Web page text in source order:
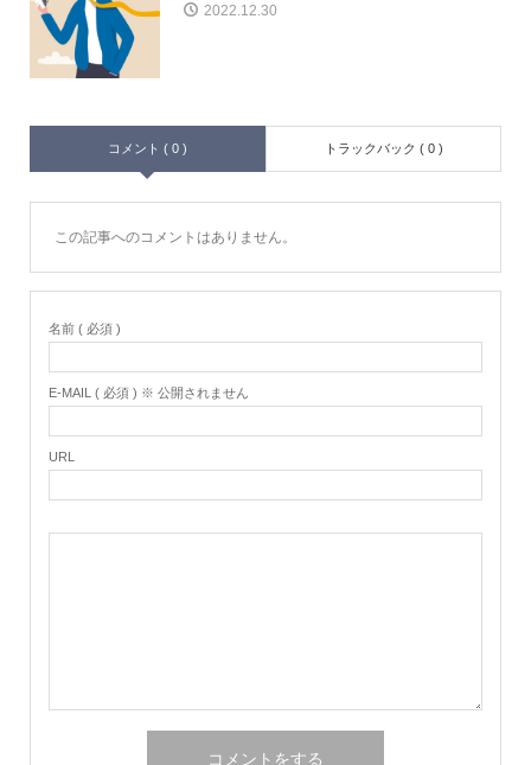
2022.12.30
コメント ( 0 ) トラックバック ( 0 )
この記事へのコメントはありません。
名前 ( 必須 )
E-MAIL ( 必須 ) ※ 公開されません
URL